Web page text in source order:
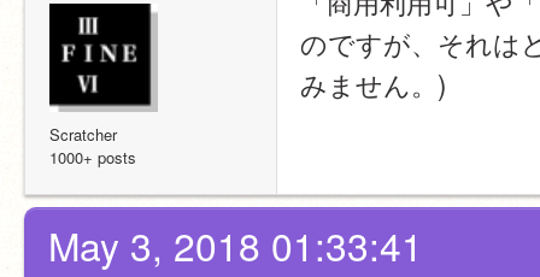
Scratcher
1000+ posts
のですが、それは
みません。)
May 3, 2018 01:33:41